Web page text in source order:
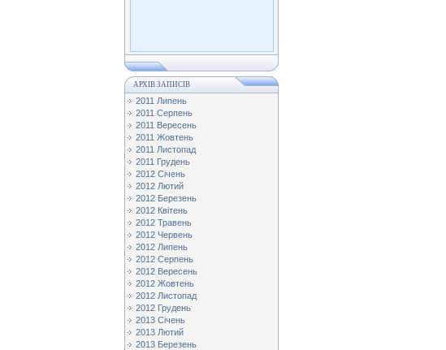
АРХІВ ЗАПИСІВ
2011 Липень
2011 Серпень
2011 Вересень
2011 Жовтень
2011 Листопад
2011 Грудень
2012 Січень
2012 Лютий
2012 Березень
2012 Квітень
2012 Травень
2012 Червень
2012 Липень
2012 Серпень
2012 Вересень
2012 Жовтень
2012 Листопад
2012 Грудень
2013 Січень
2013 Лютий
2013 Березень